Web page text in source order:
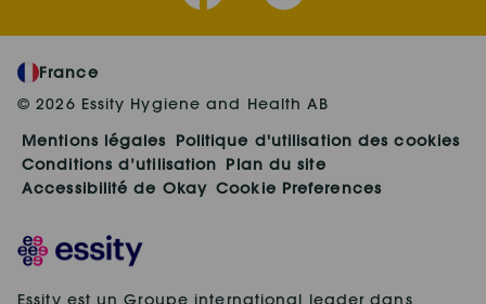
France
© 2026 Essity Hygiene and Health AB
Mentions légales
Politique d'utilisation des cookies
Conditions d’utilisation Plan du site
Accessibilité de Okay Cookie Preferences
Essity est un Groupe international leader dans